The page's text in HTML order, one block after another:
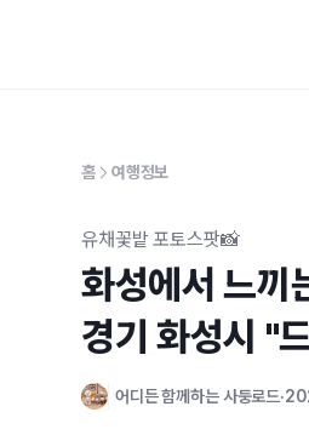
홈 여행정보
유채꽃밭 포토스팟📸
화성에서 느끼
경기 화성시 "
어디든 함께하는 사둥로드